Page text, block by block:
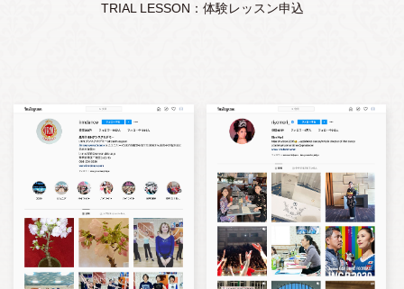
TRIAL LESSON：体験レッスン申込